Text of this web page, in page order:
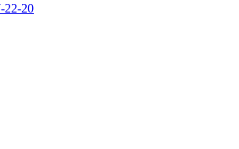
22-20